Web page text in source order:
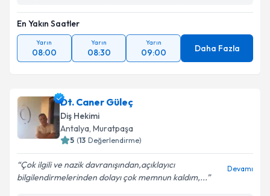
En Yakın Saatler
Yarın
08:00
Yarın
08:30
Yarın
09:00 Daha Fazla
Dt. Caner Güleç
Diş Hekimi
Antalya, Muratpaşa
5 (13 Değerlendirme)
Çok ilgili ve nazik davranışından,açıklayıcı
bilgilendirmelerinden dolayı çok memnun kaldım,...
Devamı